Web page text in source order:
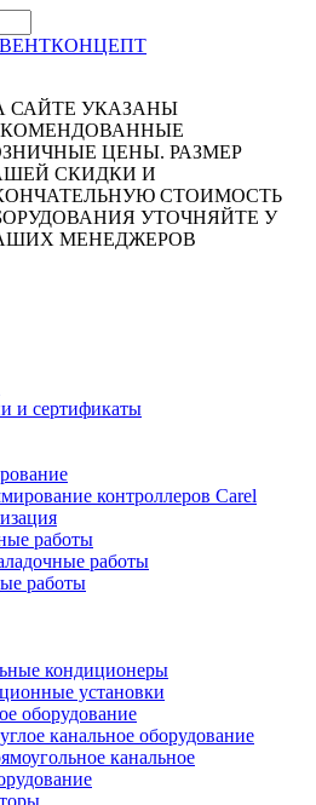
САЙТЕ УКАЗАНЫ
ЦЕНЫ. РАЗМЕР
СКИДКИ И
СТОИМОСТЬ
УТОЧНЯЙТЕ У
МЕНЕДЖЕРОВ
и сертификаты
контроллеров Carel
работы
работы
работы
кондиционеры
установки
оборудование
канальное оборудование
канальное